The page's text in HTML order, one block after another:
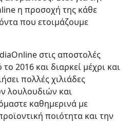
η προσοχή της κάθε
που ετοιμάζουμε
στις αποστολές
2016 και διαρκεί μέχρι και
πολλές χιλιάδες
λουλουδιών και
καθημερινά με
ποιότητα και την